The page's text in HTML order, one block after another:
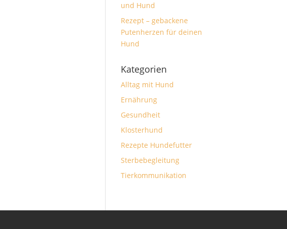
und Hund
Rezept – gebackene
Putenherzen für deinen
Hund
Kategorien
Alltag mit Hund
Ernährung
Gesundheit
Klosterhund
Rezepte Hundefutter
Sterbebegleitung
Tierkommunikation